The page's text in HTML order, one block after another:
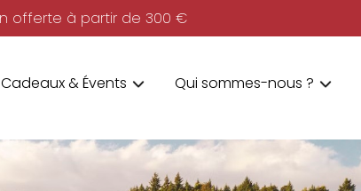
offerte à partir de 300 €
Cadeaux & Évents Qui sommes-nous ?